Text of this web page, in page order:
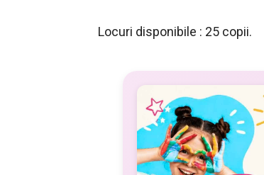
Locuri disponibile : 25 copii.